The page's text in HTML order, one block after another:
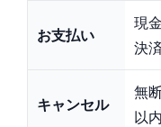
お支払い
現
決済
キャンセル
無
以